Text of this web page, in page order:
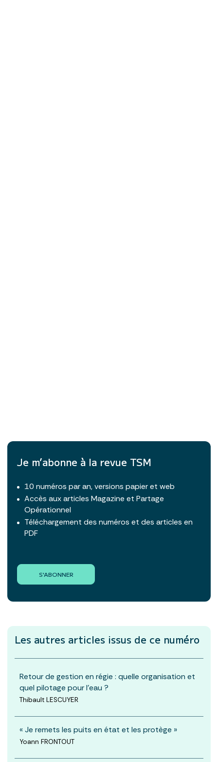
Je m’abonne à la revue TSM
10 numéros par an, versions papier et web
Accès aux articles Magazine et Partage
Opérationnel
Téléchargement des numéros et des articles en
PDF
S'ABONNER
Les autres articles issus de ce numéro
Retour de gestion en régie : quelle organisation et
quel pilotage pour l’eau ?
Thibault LESCUYER
« Je remets les puits en état et les protège »
Yoann FRONTOUT